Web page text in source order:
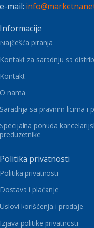
e-mail:
Informacije
Najčešća pitanja
Kontakt za saradnju sa
Kontakt
O nama
Saradnja sa pravnim licima i
Specijalna ponuda
preduzetnike
Politika privatnosti
Politika privatnosti
Dostava i plaćanje
Uslovi korišćenja i prodaje
Izjava politike privatnosti